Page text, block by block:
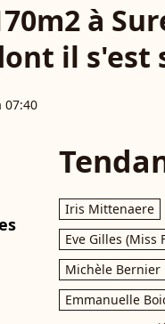
à
il s'est
07:40
Iris Mittenaere
Eve Gilles (Miss
Michèle Bernier
Emmanuelle